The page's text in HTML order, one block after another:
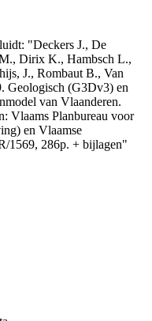
"Deckers J., De
Dirix K., Hambsch L.,
J., Rombaut B., Van
Geologisch (G3Dv3) en
van Vlaanderen.
Vlaams Planbureau voor
en Vlaamse
1569, 286p. + bijlagen"